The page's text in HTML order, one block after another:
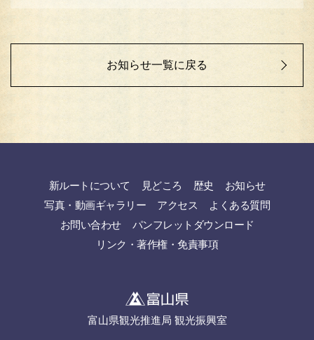
お知らせ一覧に戻る
新ルートについて 見どころ 歴史
お知らせ
写真・動画ギャラリー
アクセス
よくある質問
お問い合わせ
パンフレットダウンロード
リンク・著作権・免責事項
富山県観光推進局 観光振興室